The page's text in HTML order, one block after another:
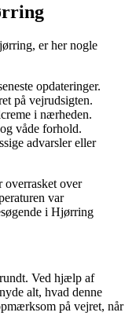
er her nogle
opdateringer.
på vejrudsigten.
i nærheden.
våde forhold.
advarsler eller
overrasket over
var
i Hjørring
Ved hjælp af
alt, hvad denne
på vejret, når